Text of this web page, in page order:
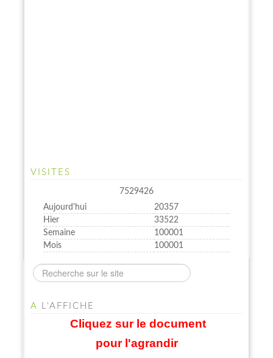
VISITES
7529426
Aujourd'hui
20357
Hier
33522
Semaine
100001
Mois
100001
A L'AFFICHE
Cliquez sur le document
pour l'agrandir